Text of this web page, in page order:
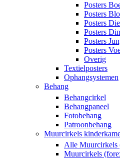
Posters
Posters
Posters
Posters
Posters
Posters
Overig
Textielposters
Ophangsystemen
Behang
Behangcirkel
Behangpaneel
Fotobehang
Patroonbehang
Muurcirkels
Alle Muurcirkels
Muurcirkels